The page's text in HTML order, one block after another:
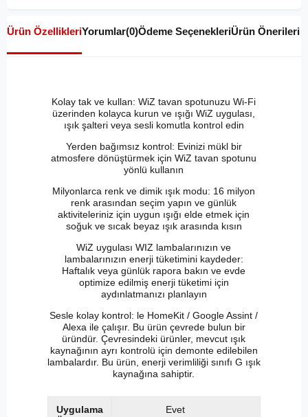
Ürün ÖzellikleriYorumlar(0)Ödeme SeçenekleriÜrün Önerileri
Kolay tak ve kullan: WiZ tavan spotunuzu Wi-Fi
üzerinden kolayca kurun ve ışığı WiZ uygulası,
ışık şalteri veya sesli komutla kontrol edin
Yerden bağımsız kontrol: Evinizi mükl bir
atmosfere dönüştürmek için WiZ tavan spotunu
yönlü kullanın
Milyonlarca renk ve dimik ışık modu: 16 milyon
renk arasından seçim yapın ve günlük
aktiviteleriniz için uygun ışığı elde etmek için
soğuk ve sıcak beyaz ışık arasında kısın
WiZ uygulası WIZ lambalarınızın ve
lambalarınızın enerji tüketimini kaydeder:
Haftalık veya günlük rapora bakın ve evde
optimize edilmiş enerji tüketimi için
aydınlatmanızı planlayın
Sesle kolay kontrol: le HomeKit / Google Assint /
Alexa ile çalışır. Bu ürün çevrede bulun bir
üründür. Çevresindeki ürünler, mevcut ışık
kaynağının ayrı kontrolü için demonte edilebilen
lambalardır. Bu ürün, enerji verimliliği sınıfı G ışık
kaynağına sahiptir.
Uygulama
Evet